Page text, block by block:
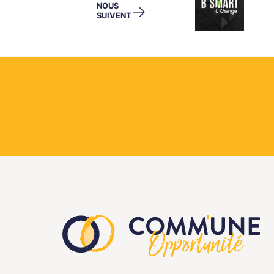
NOUS
SUIVENT →